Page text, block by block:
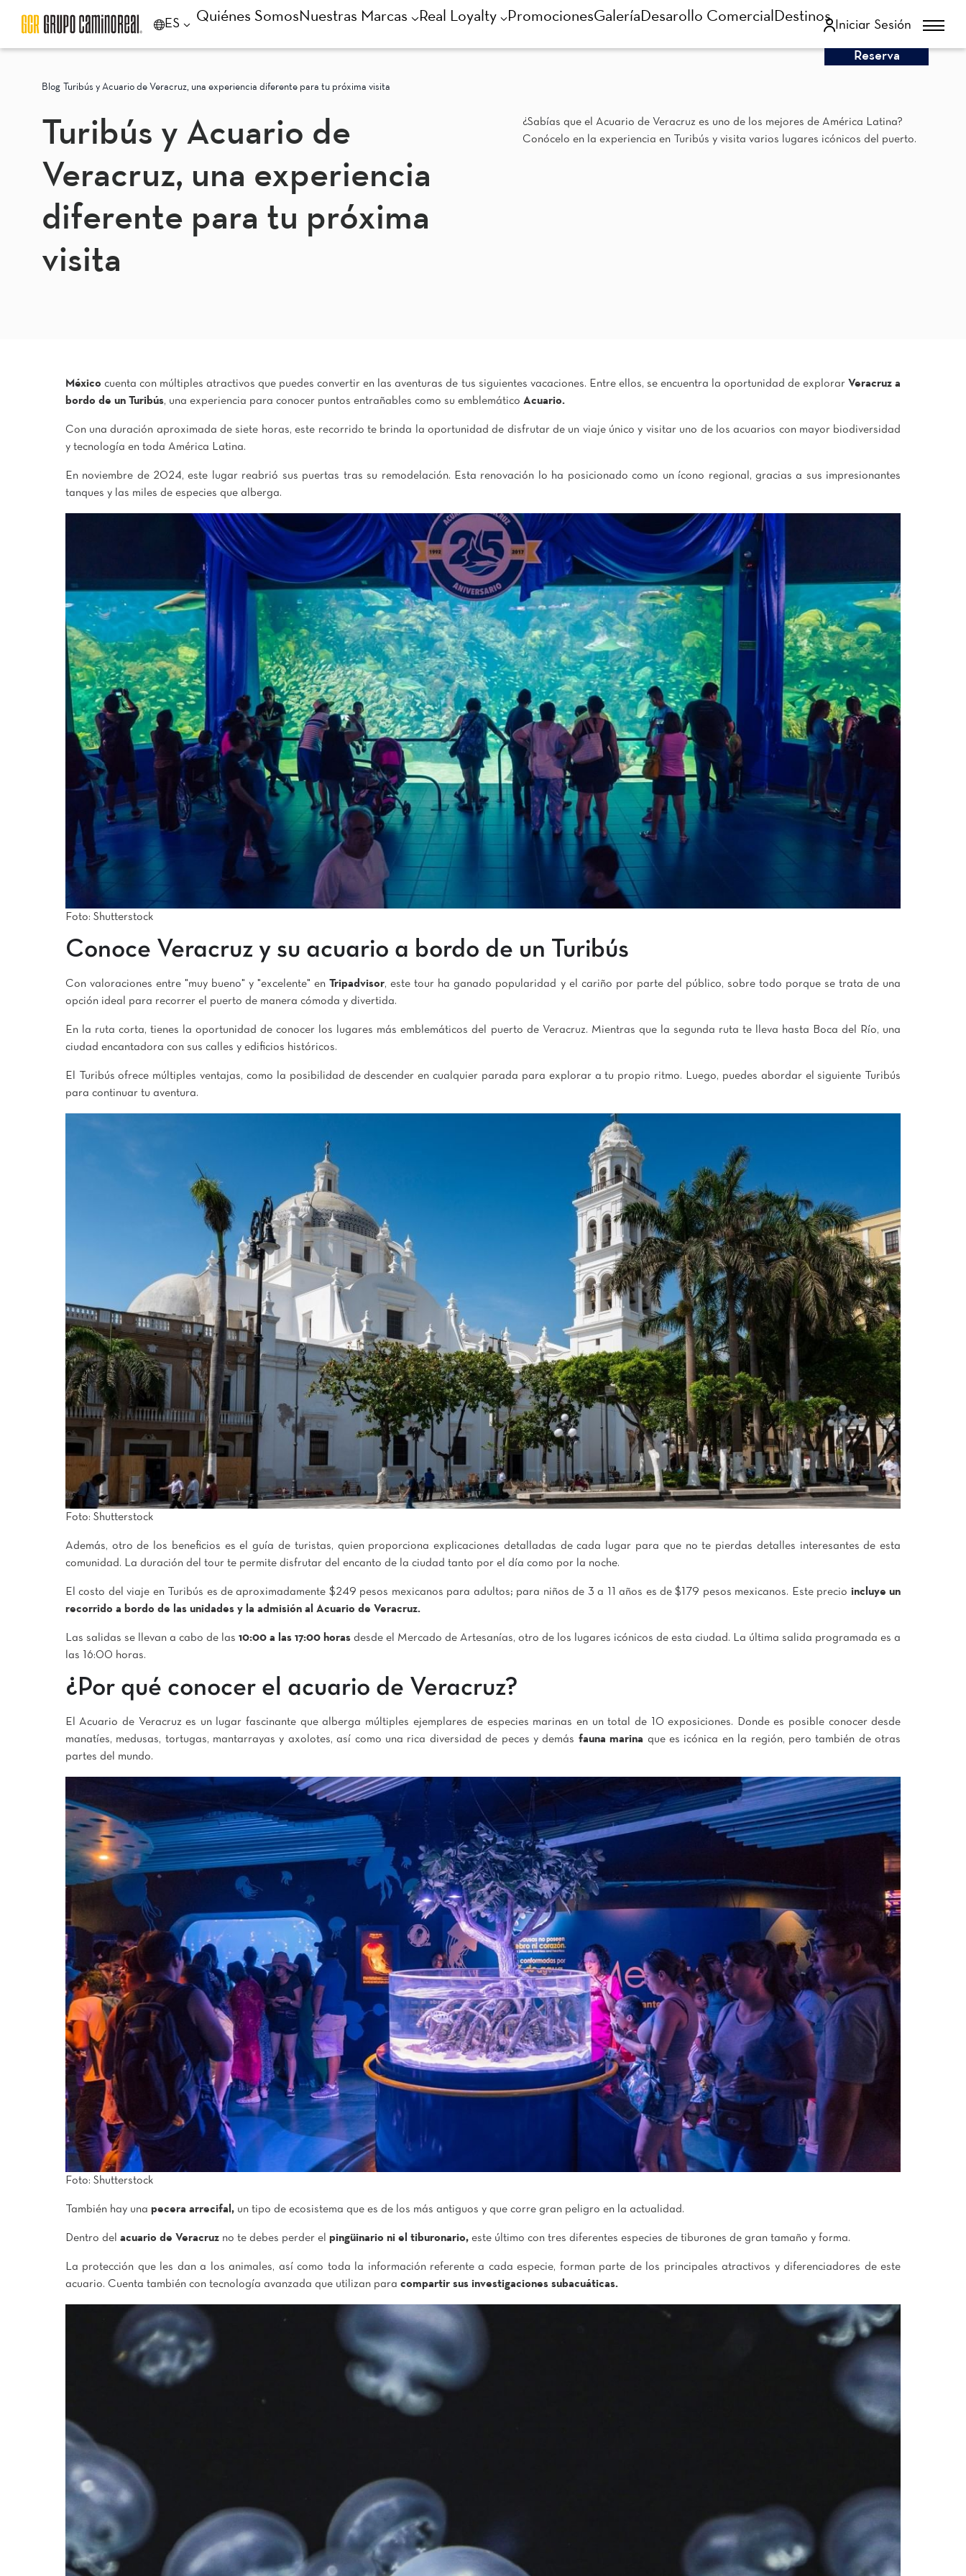
ES
Quiénes Somos Nuestras Marcas Real Loyalty PromocionesGalería Desarollo Comercial Destinos
Iniciar Sesión
Reserva
Blog Turibús y Acuario de Veracruz, una experiencia diferente para tu próxima visita
Turibús y Acuario de
Veracruz, una experiencia
diferente para tu próxima
visita
¿Sabías que el Acuario de Veracruz es uno de los mejores de América Latina?
Conócelo en la experiencia en Turibús y visita varios lugares icónicos del puerto.
México cuenta con múltiples atractivos que puedes convertir en las aventuras de tus siguientes vacaciones. Entre ellos, se encuentra la oportunidad de explorar Veracruz a
bordo de un Turibús, una experiencia para conocer puntos entrañables como su emblemático Acuario.
Con una duración aproximada de siete horas, este recorrido te brinda la oportunidad de disfrutar de un viaje único y visitar uno de los acuarios con mayor biodiversidad
y tecnología en toda América Latina.
En noviembre de 2024, este lugar reabrió sus puertas tras su remodelación. Esta renovación lo ha posicionado como un ícono regional, gracias a sus impresionantes
tanques y las miles de especies que alberga.
Foto: Shutterstock
Conoce Veracruz y su acuario a bordo de un Turibús
Con valoraciones entre "muy bueno" y "excelente" en Tripadvisor, este tour ha ganado popularidad y el cariño por parte del público, sobre todo porque se trata de una
opción ideal para recorrer el puerto de manera cómoda y divertida.
En la ruta corta, tienes la oportunidad de conocer los lugares más emblemáticos del puerto de Veracruz. Mientras que la segunda ruta te lleva hasta Boca del Río, una
ciudad encantadora con sus calles y edificios históricos.
El Turibús ofrece múltiples ventajas, como la posibilidad de descender en cualquier parada para explorar a tu propio ritmo. Luego, puedes abordar el siguiente Turibús
para continuar tu aventura.
Foto: Shutterstock
Además, otro de los beneficios es el guía de turistas, quien proporciona explicaciones detalladas de cada lugar para que no te pierdas detalles interesantes de esta
comunidad. La duración del tour te permite disfrutar del encanto de la ciudad tanto por el día como por la noche.
El costo del viaje en Turibús es de aproximadamente $249 pesos mexicanos para adultos; para niños de 3 a 11 años es de $179 pesos mexicanos. Este precio incluye un
recorrido a bordo de las unidades y la admisión al Acuario de Veracruz.
Las salidas se llevan a cabo de las 10:00 a las 17:00 horasdesde el Mercado de Artesanías, otro de los lugares icónicos de esta ciudad. La última salida programada es a
las 16:00 horas.
¿Por qué conocer el acuario de Veracruz?
El Acuario de Veracruz es un lugar fascinante que alberga múltiples ejemplares de especies marinas en un total de 10 exposiciones. Donde es posible conocer desde
manatíes, medusas, tortugas, mantarrayas y axolotes, así como una rica diversidad de peces y demás fauna marina que es icónica en la región, pero también de otras
partes del mundo.
Foto: Shutterstock
También hay una pecera arrecifal,un tipo de ecosistema que es de los más antiguos y que corre gran peligro en la actualidad.
Dentro del acuario de Veracruzno te debes perder el pingüinario ni el tiburonario,este último con tres diferentes especies de tiburones de gran tamaño y forma.
La protección que les dan a los animales, así como toda la información referente a cada especie, forman parte de los principales atractivos y diferenciadores de este
acuario. Cuenta también con tecnología avanzada que utilizan para compartir sus investigaciones subacuáticas.